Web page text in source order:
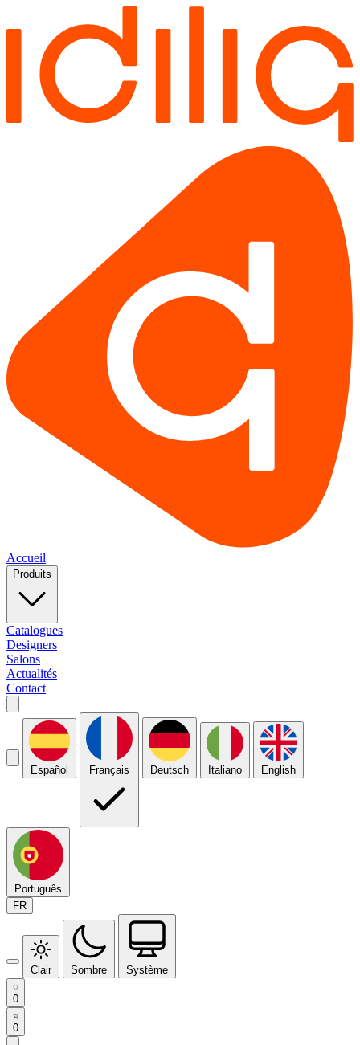
Accueil
Produits
Catalogues
Designers
Salons
Actualités
Contact
Español Français Deutsch Italiano English
Português
FR
Clair Sombre Système
0
0